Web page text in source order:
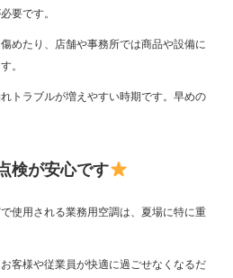
要です。
めたり、店舗や事務所では商品や設備に
。
トラブルが増えやすい時期です。早めの
検が安心です
使用される業務用空調は、夏場に特に重
客様や従業員が快適に過ごせなくなるだ